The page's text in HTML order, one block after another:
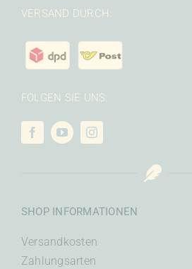
VERSAND DURCH:
FOLGEN SIE UNS:
SHOP INFORMATIONEN
Versandkosten
Zahlungsarten